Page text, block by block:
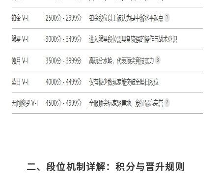
二、段位机制详解：积分与晋升规则